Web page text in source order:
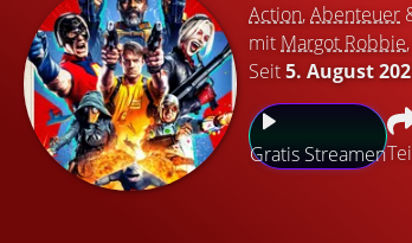
Action,Abenteuer
mit Margot Robbie,
Seit5. August
Gratis Streamen